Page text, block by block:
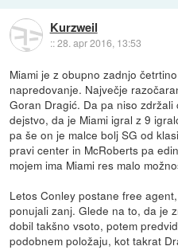
Kurzweil
::28. apr 2016, 13:53
Miami je z obupno zadnjo
napredovanje. Največje
Goran Dragić. Da pa niso
dejstvo, da je Miami igral z 9
pa še on je malce bolj SG od
pravi center in McRoberts pa
mojem ima Miami res malo
Letos Conley postane free
ponujali zanj. Glede na to, da je
dobil takšno vsoto, potem
podobnem položaju, kot takrat